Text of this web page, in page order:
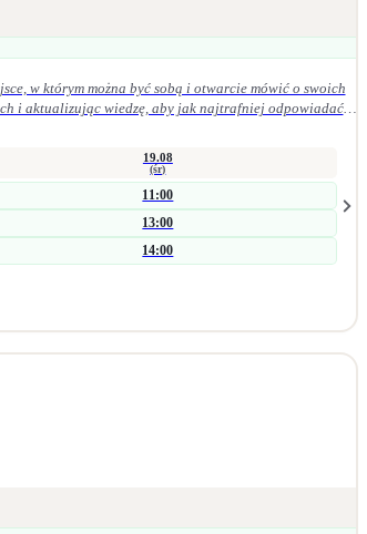
w którym można być sobą i otwarcie mówić o swoich
19.08
(śr)
11:00
13:00
14:00